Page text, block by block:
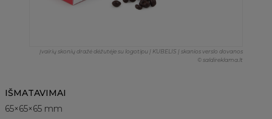
Įvairių skonių dražė dėžutėje su logotipu | KUBELIS | skanios verslo dovanos
© saldireklama.lt
IŠMATAVIMAI
65×65×65 mm